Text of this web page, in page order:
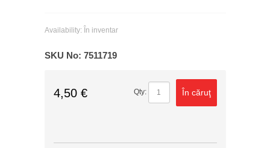
Availability: În inventar
SKU No: 7511719
4,50 € Qty: În căruţ